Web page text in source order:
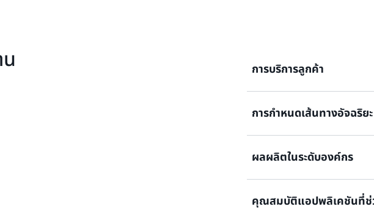
การบริการลูกค้า
เปิดใช้งานความสามารถในก
โซลูชันศูนย์ติดต่อของ AWS โ
การกําหนดเส้นทางอัจฉริยะ
สร้างอินเทอร์เฟซการแชท AI
ผลผลิตในระดับองค์กร
ออกแบบโซลูชันเชิงสนทนาที่
ด้านเทคนิค สิทธิประโยชน์ด้าน
คุณสมบัติแอปพลิเคชันที่ช่